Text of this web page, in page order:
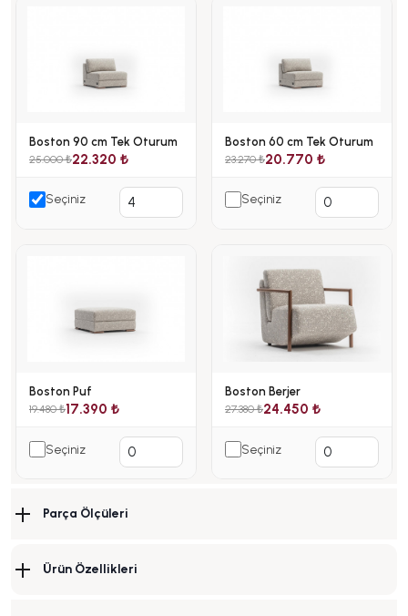
Boston 90 cm Tek Oturum
25.000 ₺22.320 ₺
Seçiniz
Boston 60 cm Tek Oturum
23.270 ₺20.770 ₺
Seçiniz
Boston Puf
19.480 ₺17.390 ₺
Seçiniz
Boston Berjer
27.380 ₺24.450 ₺
Seçiniz
Parça Ölçüleri
Ürün Özellikleri